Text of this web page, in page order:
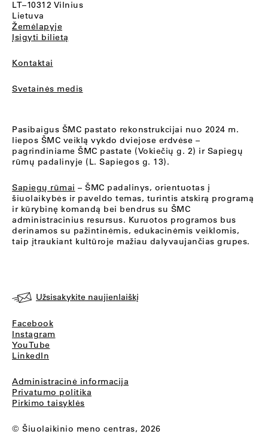
LT–10312 Vilnius
Lietuva
Žemėlapyje
Įsigyti bilietą
Kontaktai
Svetainės medis
Pasibaigus ŠMC pastato rekonstrukcijai nuo 2024 m.
liepos ŠMC veiklą vykdo dviejose erdvėse –
pagrindiniame ŠMC pastate (Vokiečių g. 2) ir Sapiegų
rūmų padalinyje (L. Sapiegos g. 13).
Sapiegų rūmai – ŠMC padalinys, orientuotas į
šiuolaikybės ir paveldo temas, turintis atskirą programą
ir kūrybinę komandą bei bendrus su ŠMC
administracinius resursus. Kuruotos programos bus
derinamos su pažintinėmis, edukacinėmis veiklomis,
taip įtraukiant kultūroje mažiau dalyvaujančias grupes.
Užsisakykite naujienlaiškį
Facebook
Instagram
YouTube
LinkedIn
Administracinė informacija
Privatumo politika
Pirkimo taisyklės
© Šiuolaikinio meno centras, 2026